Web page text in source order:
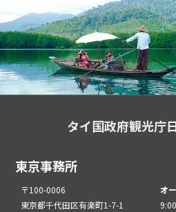
タイ国政府観光庁
東京事務所
〒100-0006
東京都千代田区有楽町1-7-1
オ